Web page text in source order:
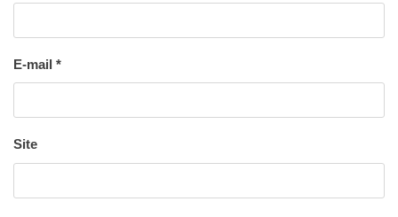
E-mail *
Site